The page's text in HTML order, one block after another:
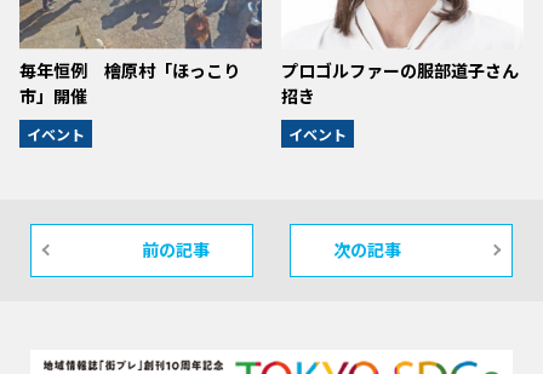
毎年恒例 檜原村「ほっこり
市」開催
イベント
プロゴルファーの服部道子さん
招き
イベント
前の記事 次の記事